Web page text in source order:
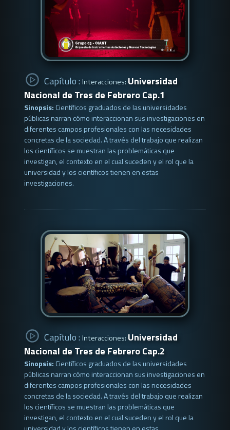
Capítulo : Interacciones: Universidad
Nacional de Tres de Febrero Cap.1
Sinopsis: Científicos graduados de las universidades
públicas narran cómo interaccionan sus investigaciones en
diferentes campos profesionales con las necesidades
concretas de la sociedad. A través del trabajo que realizan
los científicos se muestran las problemáticas que
investigan, el contexto en el cual suceden y el rol que la
universidad y los científicos tienen en estas
investigaciones.
Capítulo : Interacciones: Universidad
Nacional de Tres de Febrero Cap.2
Sinopsis: Científicos graduados de las universidades
públicas narran cómo interaccionan sus investigaciones en
diferentes campos profesionales con las necesidades
concretas de la sociedad. A través del trabajo que realizan
los científicos se muestran las problemáticas que
investigan, el contexto en el cual suceden y el rol que la